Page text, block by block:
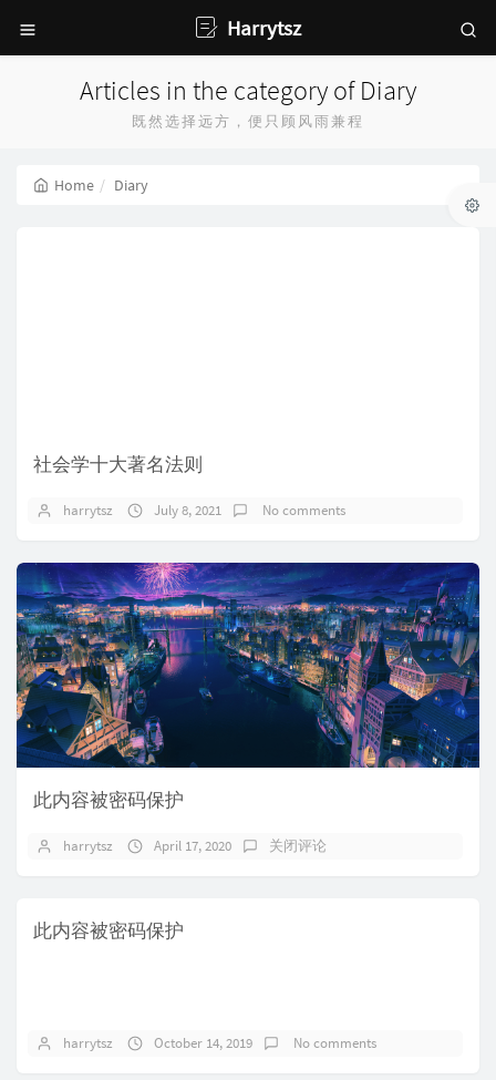
Harrytsz
Articles in the category of Diary
既然选择远方，便只顾风雨兼程
Home Diary
社会学十大著名法则
harrytsz July 8, 2021 No comments
此内容被密码保护
harrytsz April 17, 2020 关闭评论
此内容被密码保护
harrytsz October 14, 2019 No comments